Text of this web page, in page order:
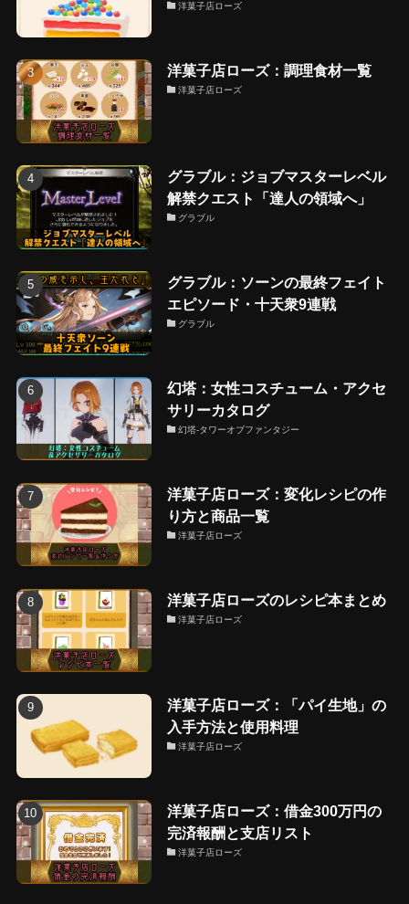
洋菓子店ローズ
洋菓子店ローズ：調理食材一覧
洋菓子店ローズ
グラブル：ジョブマスターレベル
解禁クエスト「達人の領域へ」
グラブル
グラブル：ソーンの最終フェイト
エピソード・十天衆9連戦
グラブル
幻塔：女性コスチューム・アクセ
サリーカタログ
幻塔-タワーオブファンタジー
洋菓子店ローズ：変化レシピの作
り方と商品一覧
洋菓子店ローズ
洋菓子店ローズのレシピ本まとめ
洋菓子店ローズ
洋菓子店ローズ：「パイ生地」の
入手方法と使用料理
洋菓子店ローズ
洋菓子店ローズ：借金300万円の
完済報酬と支店リスト
洋菓子店ローズ